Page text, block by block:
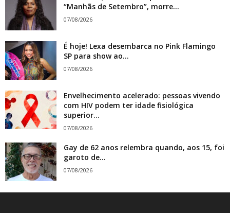
“Manhãs de Setembro”, morre...
07/08/2026
É hoje! Lexa desembarca no Pink Flamingo
SP para show ao...
07/08/2026
Envelhecimento acelerado: pessoas vivendo
com HIV podem ter idade fisiológica
superior...
07/08/2026
Gay de 62 anos relembra quando, aos 15, foi
garoto de...
07/08/2026